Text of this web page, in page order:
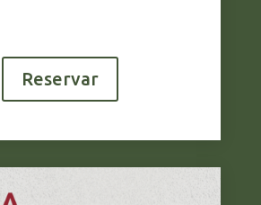
Reservar